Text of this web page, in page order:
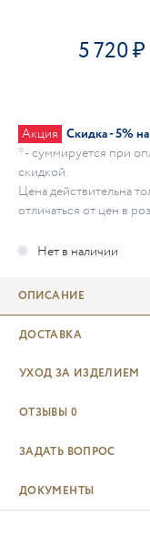
5 720
Акция Скидка - 5%
* - суммируется при
скидкой.
Цена действительна
отличаться от цен в
ОПИСАНИЕ
ДОСТАВКА
УХОД ЗА ИЗДЕЛИЕМ
ОТЗЫВЫ 0
ЗАДАТЬ ВОПРОС
ДОКУМЕНТЫ